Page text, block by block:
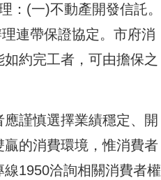
：(一)不動產開發信託。
連帶保證協定。市府消
約完工者，可由擔保之
謹慎選擇業績穩定、開
的消費環境，惟消費者
1950洽詢相關消費者權